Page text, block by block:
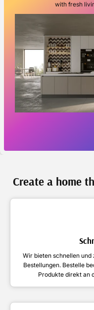
with fresh
Create a home
Wir bieten schnellen und
Bestellungen. Bestelle
Produkte direkt an